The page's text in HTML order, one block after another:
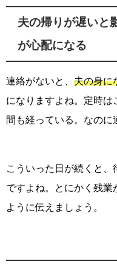
夫の帰りが遅い
が心配になる
連絡がないと、 夫の身に
になりますよね。定時
間も経っている。なのに
こういった日が続くと
ですよね。とにかく残業
ように伝えましょう。